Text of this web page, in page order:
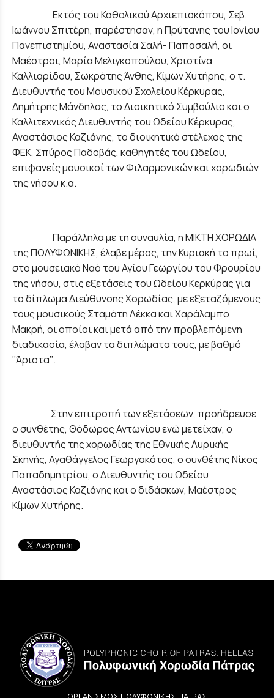
Εκτός του Καθολικού Αρχιεπισκόπου, Σεβ.
Ιωάννου Σπιτέρη, παρέστησαν, η Πρύτανης του Ιονίου
Πανεπιστημίου, Αναστασία Σαλή- Παπασαλή, οι
Μαέστροι, Μαρία Μελιγκοπούλου, Χριστίνα
Καλλιαρίδου, Σωκράτης Άνθης, Κίμων Χυτήρης, ο τ.
Διευθυντής του Μουσικού Σχολείου Κέρκυρας,
Δημήτρης Μάνδηλας, το Διοικητικό Συμβούλιο και ο
Καλλιτεχνικός Διευθυντής του Ωδείου Κέρκυρας,
Αναστάσιος Καζιάνης, το διοικητικό στέλεχος της
ΦΕΚ, Σπύρος Παδοβάς, καθηγητές του Ωδείου,
επιφανείς μουσικοί των Φιλαρμονικών και χορωδιών
της νήσου κ.α.
Παράλληλα με τη συναυλία, η ΜΙΚΤΗ ΧΟΡΩΔΙΑ
της ΠΟΛΥΦΩΝΙΚΗΣ, έλαβε μέρος, την Κυριακή το πρωί,
στο μουσειακό Ναό του Αγίου Γεωργίου του Φρουρίου
της νήσου, στις εξετάσεις του Ωδείου Κερκύρας για
το δίπλωμα Διεύθυνσης Χορωδίας, με εξεταζόμενους
τους μουσικούς Σταμάτη Λέκκα και Χαράλαμπο
Μακρή, οι οποίοι και μετά από την προβλεπόμενη
διαδικασία, έλαβαν τα διπλώματα τους, με βαθμό
‘’Άριστα’’.
Στην επιτροπή των εξετάσεων, προήδρευσε
ο συνθέτης, Θόδωρος Αντωνίου ενώ μετείχαν, ο
διευθυντής της χορωδίας της Εθνικής Λυρικής
Σκηνής, Αγαθάγγελος Γεωργακάτος, ο συνθέτης Νίκος
Παπαδημητρίου, ο Διευθυντής του Ωδείου
Αναστάσιος Καζιάνης και ο διδάσκων, Μαέστρος
Κίμων Χυτήρης.